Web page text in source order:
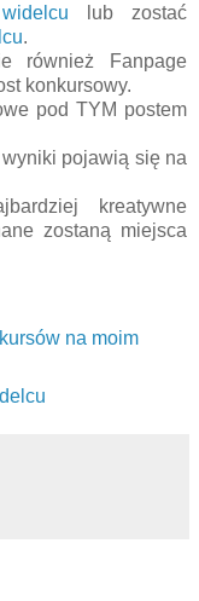
lub zostać
.
również Fanpage
konkursowy.
pod TYM postem
pojawią się na
kreatywne
zostaną miejsca
na moim